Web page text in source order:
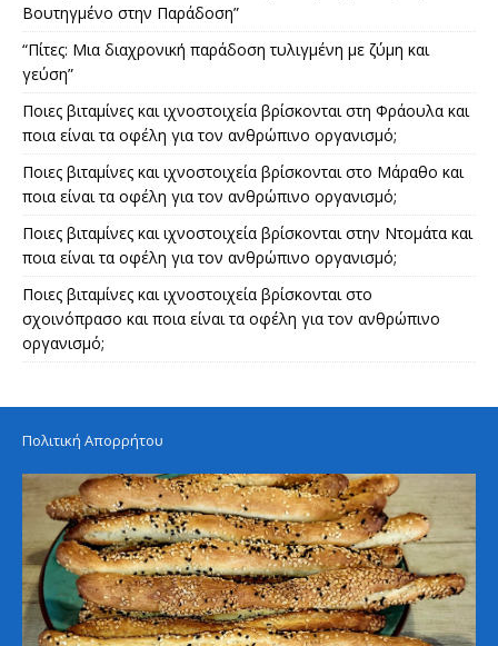
Βουτηγμένο στην Παράδοση”
“Πίτες: Μια διαχρονική παράδοση τυλιγμένη με ζύμη και
γεύση”
Ποιες βιταμίνες και ιχνοστοιχεία βρίσκονται στη Φράουλα και
ποια είναι τα οφέλη για τον ανθρώπινο οργανισμό;
Ποιες βιταμίνες και ιχνοστοιχεία βρίσκονται στο Μάραθο και
ποια είναι τα οφέλη για τον ανθρώπινο οργανισμό;
Ποιες βιταμίνες και ιχνοστοιχεία βρίσκονται στην Ντομάτα και
ποια είναι τα οφέλη για τον ανθρώπινο οργανισμό;
Ποιες βιταμίνες και ιχνοστοιχεία βρίσκονται στο
σχοινόπρασο και ποια είναι τα οφέλη για τον ανθρώπινο
οργανισμό;
Πολιτική Απορρήτου